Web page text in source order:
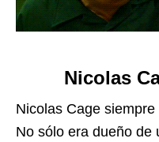
Nicolas
Nicolas Cage
No sólo era dueño de